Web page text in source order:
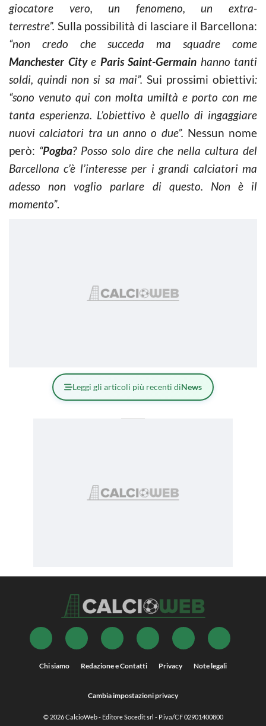
giocatore vero, un fenomeno, un extra-
terrestre”. Sulla possibilità di lasciare il Barcellona:
“non credo che succeda ma squadre come
Manchester City e Paris Saint-Germain hanno tanti
soldi, quindi non si sa mai”. Sui prossimi obiettivi:
“sono venuto qui con molta umiltà e porto con me
tanta esperienza. L’obiettivo è quello di ingaggiare
nuovi calciatori tra un anno o due”. Nessun nome
però: “Pogba? Posso solo dire che nella cultura del
Barcellona c’è l’interesse per i grandi calciatori ma
adesso non voglio parlare di questo. Non è il
momento”.
Leggi gli articoli più recenti diNews
Chi siamo Redazione e Contatti Privacy Note legali
Cambia impostazioni privacy
© 2026CalcioWeb- Editore Socedit srl - P.iva/CF 02901400800